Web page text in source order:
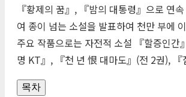
『황제의 꿈』, 『밤의 대통령』으로 연
여 종이 넘는 소설을 발표하여 천만 부에
주요 작품으로는 자전적 소설 『할증인
명 KT』, 『천 년 恨 대마도』(전 2권),
목차